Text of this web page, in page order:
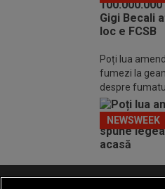
Poți lua
fumezi la
despre
NEWSWEEK